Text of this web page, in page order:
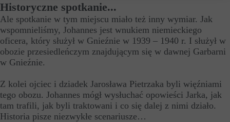
Historyczne spotkanie...
Ale spotkanie w tym miejscu miało też inny wymiar. Jak
wspomnieliśmy, Johannes jest wnukiem niemieckiego
oficera, który służył w Gnieźnie w 1939 – 1940 r. I służył w
obozie przesiedleńczym znajdującym się w dawnej Garbarni
w Gnieźnie.
Z kolei ojciec i dziadek Jarosława Pietrzaka byli więźniami
tego obozu. Johannes mógł wysłuchać opowieści Jarka, jak
tam trafili, jak byli traktowani i co się dalej z nimi działo.
Historia pisze niezwykłe scenariusze…